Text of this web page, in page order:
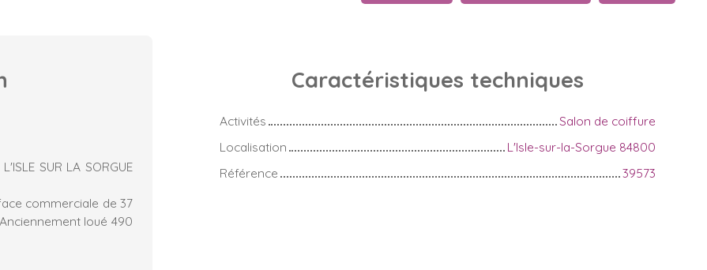
SUR LA SORGUE
commerciale de 37
loué 490
Caractéristiques techniques
Activités
Salon de coiffure
Localisation
L'Isle-sur-la-Sorgue 84800
Référence
39573